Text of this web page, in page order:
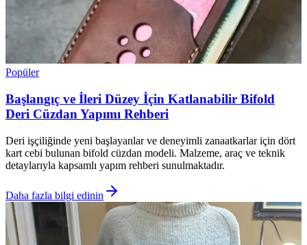
Popüler
Başlangıç ve İleri Düzey İçin Katlanabilir Bifold
Deri Cüzdan Yapımı Rehberi
Deri işçiliğinde yeni başlayanlar ve deneyimli zanaatkarlar için dört
kart cebi bulunan bifold cüzdan modeli. Malzeme, araç ve teknik
detaylarıyla kapsamlı yapım rehberi sunulmaktadır.
Daha fazla bilgi edinin